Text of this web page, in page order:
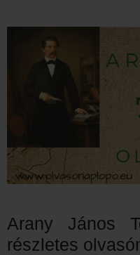
Arany János
részletes